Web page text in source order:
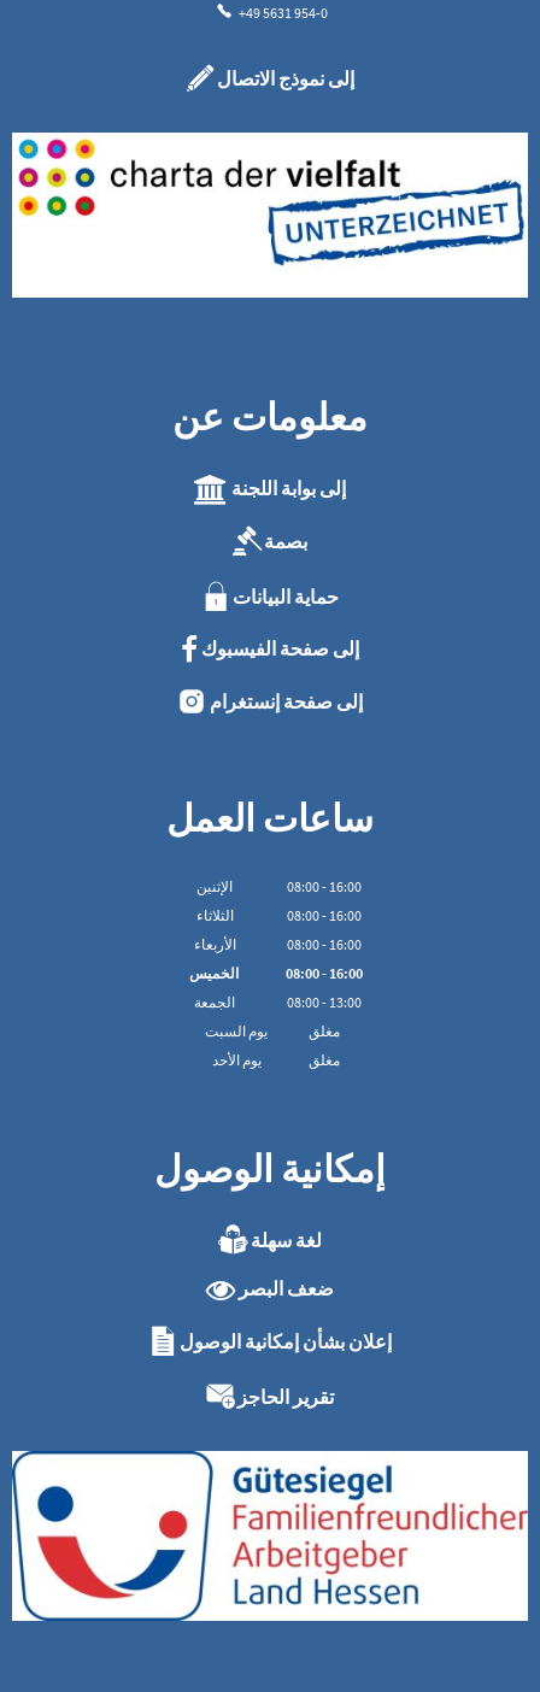
+49 5631 954-0
إلى نموذج الاتصال
معلومات عن
إلى بوابة اللجنة
بصمة
حماية البيانات
إلى صفحة الفيسبوك
إلى صفحة إنستغرام
ساعات العمل
الإثنين 08:00- 16:00
الثلاثاء
08:00- 16:00
الأربعاء
08:00- 16:00
الخميس
08:00- 16:00
الجمعة
08:00- 13:00
يوم السبت
مغلق
يوم الأحد
مغلق
إمكانية الوصول
لغة سهلة
ضعف البصر
إعلان بشأن إمكانية الوصول
تقرير الحاجز